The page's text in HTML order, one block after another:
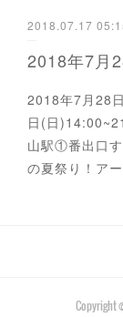
2018.07.17
2018年7月
2018年7月28
日(日
山駅①番出口
の夏祭り！ア
Copyright